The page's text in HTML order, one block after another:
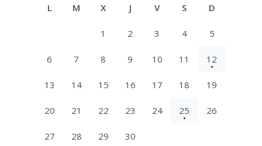
L M X J V S D
1 2 3 4 5
6 7 8 9 10 11 12
13 14 15 16 17 18 19
20 21 22 23 24 25 26
27 28 29 30